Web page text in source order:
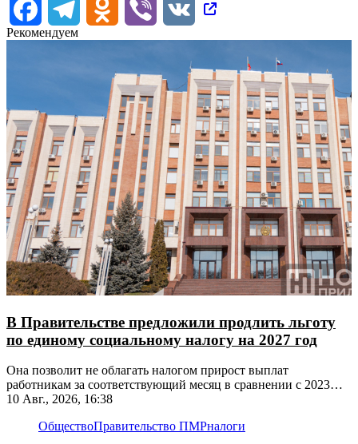
FacebookTelegram Odnoklassniki
Viber
VK
Рекомендуем
В Правительстве предложили продлить льготу
по единому социальному налогу на 2027 год
Она позволит не облагать налогом прирост выплат
работникам за соответствующий месяц в сравнении с 2023
годом
10 Авг., 2026, 16:38
ОбществоПравительство ПМРналоги